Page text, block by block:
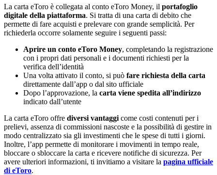
La carta eToro è collegata al conto eToro Money, il portafoglio
digitale della piattaforma. Si tratta di una carta di debito che
permette di fare acquisti e prelevare con grande semplicità. Per
richiederla occorre solamente seguire i seguenti passi:
Aprire un conto eToro Money, completando la registrazione
con i propri dati personali e i documenti richiesti per la
verifica dell’identità
Una volta attivato il conto, si può fare richiesta della carta
direttamente dall’app o dal sito ufficiale
Dopo l’approvazione, la carta viene spedita all’indirizzo
indicato dall’utente
La carta eToro offre diversi vantaggi come costi contenuti per i
prelievi, assenza di commissioni nascoste e la possibilità di gestire in
modo centralizzato sia gli investimenti che le spese di tutti i giorni.
Inoltre, l’app permette di monitorare i movimenti in tempo reale,
bloccare o sbloccare la carta e ricevere notifiche di sicurezza. Per
avere ulteriori informazioni, ti invitiamo a visitare la pagina ufficiale
di eToro.